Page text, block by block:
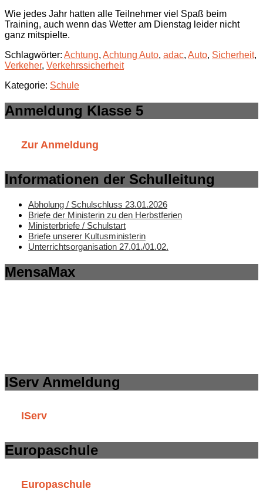
Wie jedes Jahr hatten alle Teilnehmer viel Spaß beim
Training, auch wenn das Wetter am Dienstag leider nicht
ganz mitspielte.
Schlagwörter: Achtung, Achtung Auto, adac, Auto, Sicherheit,
Verkeher, Verkehrssicherheit
Kategorie: Schule
Anmeldung Klasse 5
Zur Anmeldung
Informationen der Schulleitung
Abholung / Schulschluss 23.01.2026
Briefe der Ministerin zu den Herbstferien
Ministerbriefe / Schulstart
Briefe unserer Kultusministerin
Unterrichtsorganisation 27.01./01.02.
MensaMax
IServ Anmeldung
IServ
Europaschule
Europaschule